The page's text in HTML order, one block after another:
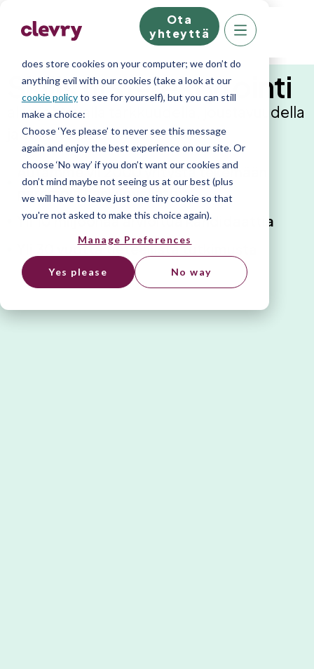
We know right? These cookie pop-ups can really
ruin your visit, so we’ll make this quick. This website
does store cookies on your computer; we don’t do
anything evil with our cookies (take a look at our
cookie policyto see for yourself), but you can still
make a choice:
Choose ‘Yes please’ to never see this message
again and enjoy the best experience on our site. Or
choose ‘No way’ if you don’t want our cookies and
don’t mind maybe not seeing us at our best (plus
we will have to leave just one tiny cookie so that
you're not asked to make this choice again).
Manage Preferences
Yes please No way
Ota
yhteyttä
Skills first-rekrytointi
alan johtavalla tarkkuudella, joustavuudella
ja validiteetilla.
Autamme yli 2000 yritystä tekemään
parempia henkilövalintoja
Yli 10 miljoonaa arvioitua kandidaattia
Yli 30 vuotta tieteellistä tutkimusta